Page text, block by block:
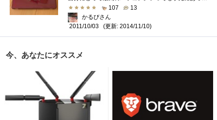
107
13
かるびさん
2011/10/03
(更新: 2014/11/10)
今、あなたにオススメ